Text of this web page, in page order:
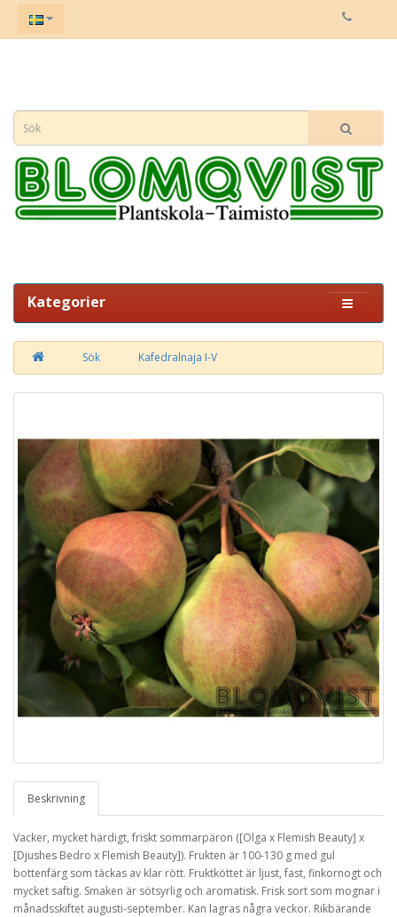
Kategorier
Sök Kafedralnaja I-V
Beskrivning
Vacker, mycket härdigt, friskt sommarpäron ([Olga x Flemish Beauty] x
[Djushes Bedro x Flemish Beauty]). Frukten är 100-130 g med gul
bottenfärg som täckas av klar rött. Fruktköttet är ljust, fast, finkornogt och
mycket saftig. Smaken är sötsyrlig och aromatisk. Frisk sort som mognar i
månadsskiftet augusti-september. Kan lagras några veckor. Rikbärande